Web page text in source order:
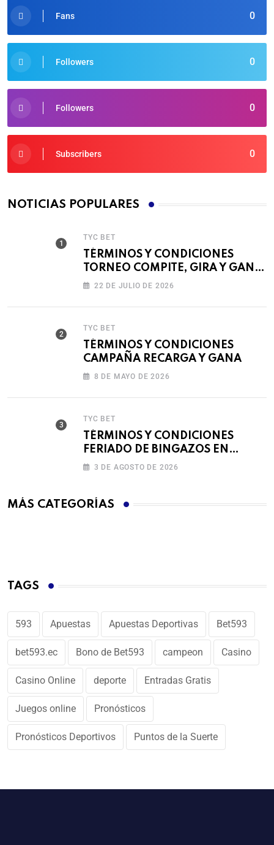
0
Fans
0
Followers
0
Followers
0
Subscribers
NOTICIAS POPULARES
TYC BET
TÉRMINOS Y CONDICIONES
TORNEO COMPITE, GIRA Y GANA
🎰 22 DE JULIO DE 2026
TYC BET
TÉRMINOS Y CONDICIONES
CAMPAÑA RECARGA Y GANA
8 DE MAYO DE 2026
TYC BET
TÉRMINOS Y CONDICIONES
FERIADO DE BINGAZOS EN
BET593
3 DE AGOSTO DE 2026
MÁS CATEGORÍAS
TAGS
593 Apuestas Apuestas Deportivas Bet593
bet593.ec Bono de Bet593 campeon Casino
Casino Online deporte Entradas Gratis
Juegos online Pronósticos
Pronósticos Deportivos Puntos de la Suerte